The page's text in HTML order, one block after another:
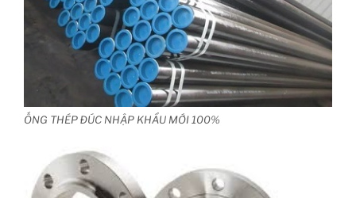
ỐNG THÉP ĐÚC NHẬP KHẨU MỚI 100%